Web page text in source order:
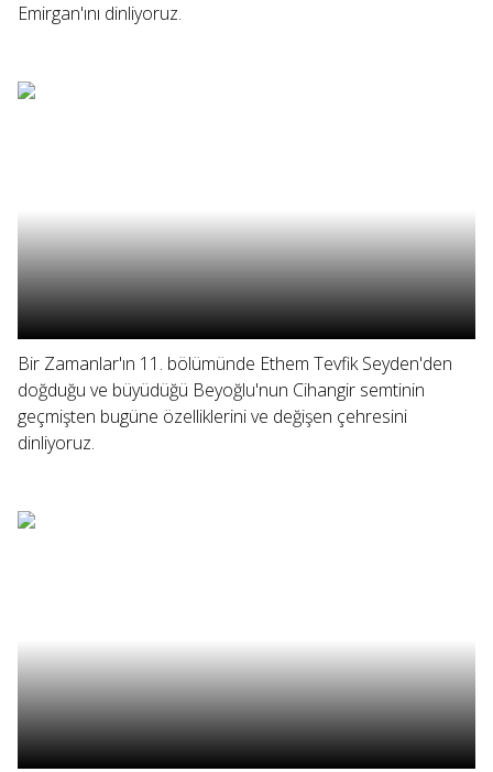
Emirgan'ını dinliyoruz.
Bir Zamanlar'ın 11. bölümünde Ethem Tevfik Seyden'den
doğduğu ve büyüdüğü Beyoğlu'nun Cihangir semtinin
geçmişten bugüne özelliklerini ve değişen çehresini
dinliyoruz.